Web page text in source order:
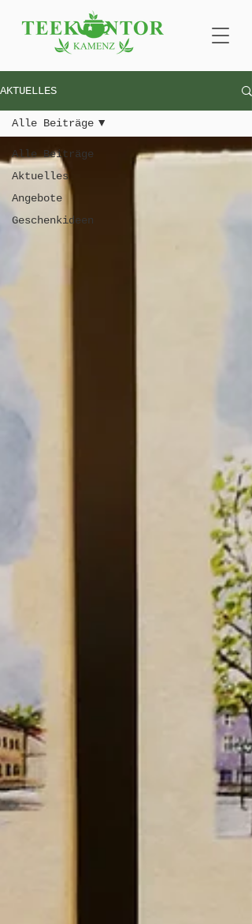
AKTUELLES
Alle Beiträge
Aktuelles
Angebote
Geschenkideen
Alle Beiträge